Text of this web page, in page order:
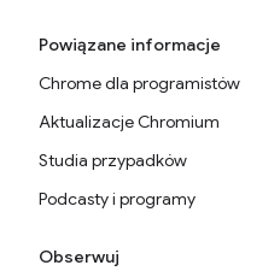
Powiązane informacje
Chrome dla programistów
Aktualizacje Chromium
Studia przypadków
Podcasty i programy
Obserwuj